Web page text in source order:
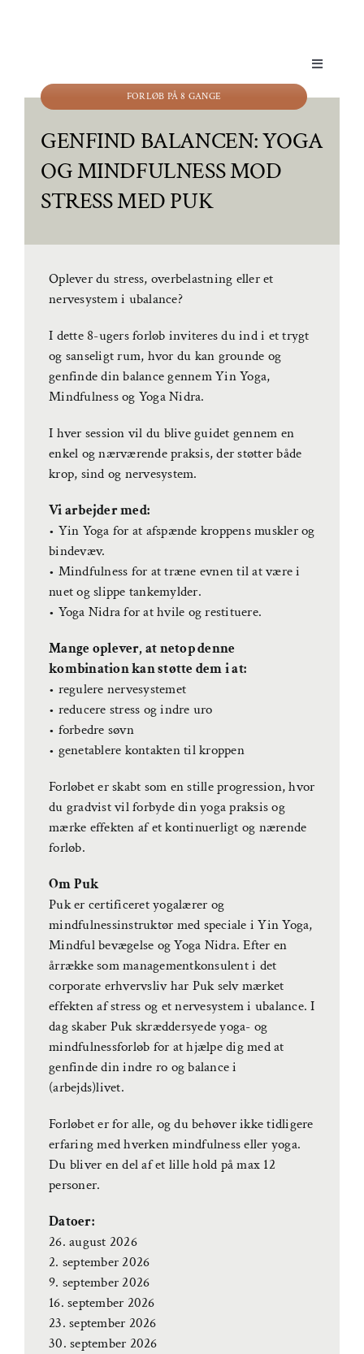
Toggle
Yoga & Bevægelse
Behandling
Events
Om AYA House
FORLØB PÅ 8 GANGE
GENFIND BALANCEN: YOGA
OG MINDFULNESS MOD
STRESS MED PUK
Oplever du stress, overbelastning eller et
nervesystem i ubalance?
I dette 8-ugers forløb inviteres du ind i et trygt
og sanseligt rum, hvor du kan grounde og
genfinde din balance gennem Yin Yoga,
Mindfulness og Yoga Nidra.
I hver session vil du blive guidet gennem en
enkel og nærværende praksis, der støtter både
krop, sind og nervesystem.
Vi arbejder med:
• Yin Yoga for at afspænde kroppens muskler og
bindevæv.
• Mindfulness for at træne evnen til at være i
nuet og slippe tankemylder.
• Yoga Nidra for at hvile og restituere.
Mange oplever, at netop denne
kombination kan støtte dem i at:
• regulere nervesystemet
• reducere stress og indre uro
• forbedre søvn
• genetablere kontakten til kroppen
Forløbet er skabt som en stille progression, hvor
du gradvist vil forbyde din yoga praksis og
mærke effekten af et kontinuerligt og nærende
forløb.
Om Puk
Puk er certificeret yogalærer og
mindfulnessinstruktør med speciale i Yin Yoga,
Mindful bevægelse og Yoga Nidra. Efter en
årrække som managementkonsulent i det
corporate erhvervsliv har Puk selv mærket
effekten af stress og et nervesystem i ubalance. I
dag skaber Puk skræddersyede yoga- og
mindfulnessforløb for at hjælpe dig med at
genfinde din indre ro og balance i
(arbejds)livet.
Forløbet er for alle, og du behøver ikke tidligere
erfaring med hverken mindfulness eller yoga.
Du bliver en del af et lille hold på max 12
personer.
Datoer:
26. august 2026
2. september 2026
9. september 2026
16. september 2026
23. september 2026
30. september 2026